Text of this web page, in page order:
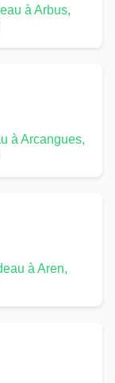
à Arbus,
à Arcangues,
à Aren,